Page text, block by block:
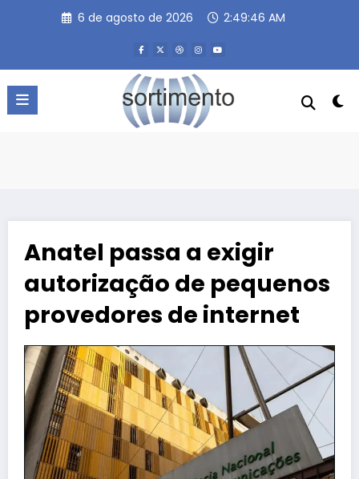
6 de agosto de 2026 2:49:47 AM
Anatel passa a exigir
autorização de pequenos
provedores de internet